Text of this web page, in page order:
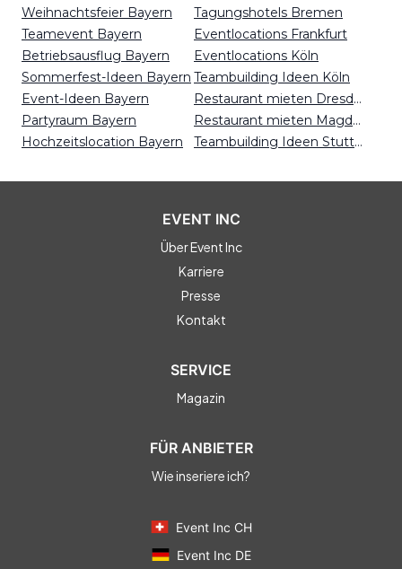
Weihnachtsfeier Bayern
Teamevent Bayern
Betriebsausflug Bayern
Sommerfest-Ideen Bayern
Event-Ideen Bayern
Partyraum Bayern
Hochzeitslocation Bayern
Tagungshotels Bremen
Eventlocations Frankfurt
Eventlocations Köln
Teambuilding Ideen Köln
Restaurant mieten Dresden
Restaurant mieten Magdeburg
Teambuilding Ideen Stuttgart
EVENT INC
Über Event Inc
Karriere
Presse
Kontakt
SERVICE
Magazin
FÜR ANBIETER
Wie inseriere ich?
Event Inc CH
Event Inc DE